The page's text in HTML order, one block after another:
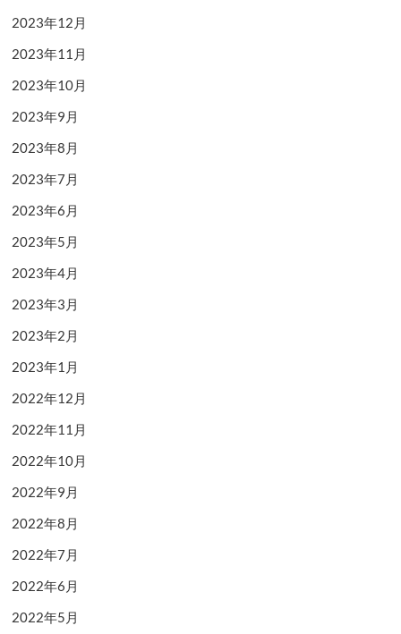
2023年12月
2023年11月
2023年10月
2023年9月
2023年8月
2023年7月
2023年6月
2023年5月
2023年4月
2023年3月
2023年2月
2023年1月
2022年12月
2022年11月
2022年10月
2022年9月
2022年8月
2022年7月
2022年6月
2022年5月